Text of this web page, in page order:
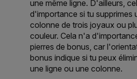
une même ligne. D'ailleurs,
d'importance si tu supprimes
colonne de trois joyaux ou
couleur. Cela n'a
pierres de bonus, car
bonus indique si tu peux
une ligne ou une colonne.